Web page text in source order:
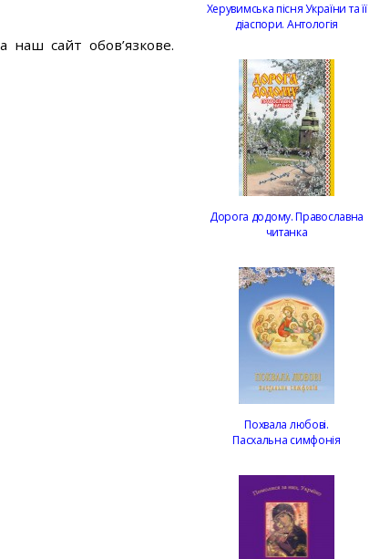
наш сайт обов’язкове.
Херувимська пісня України та її
діаспори. Антологія
Дорога додому. Православна
читанка
Похвала любові.
Пасхальна симфонія